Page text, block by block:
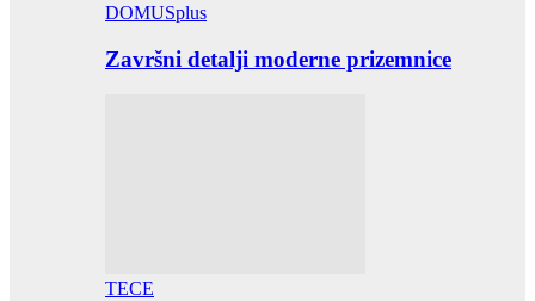
DOMUSplus
Završni detalji moderne prizemnice
TECE